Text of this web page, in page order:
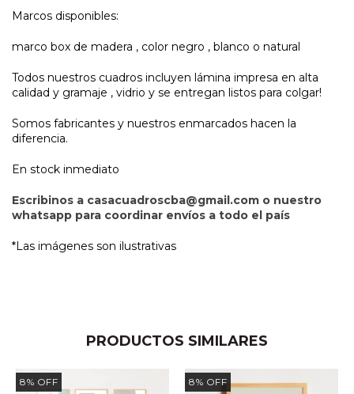
Marcos disponibles:
marco box de madera , color negro , blanco o natural
Todos nuestros cuadros incluyen lámina impresa en alta
calidad y gramaje , vidrio y se entregan listos para colgar!
Somos fabricantes y nuestros enmarcados hacen la
diferencia.
En stock inmediato
Escribinos a casacuadroscba@gmail.com o nuestro
whatsapp para coordinar envíos a todo el país
*Las imágenes son ilustrativas
PRODUCTOS SIMILARES
8% OFF 8% OFF